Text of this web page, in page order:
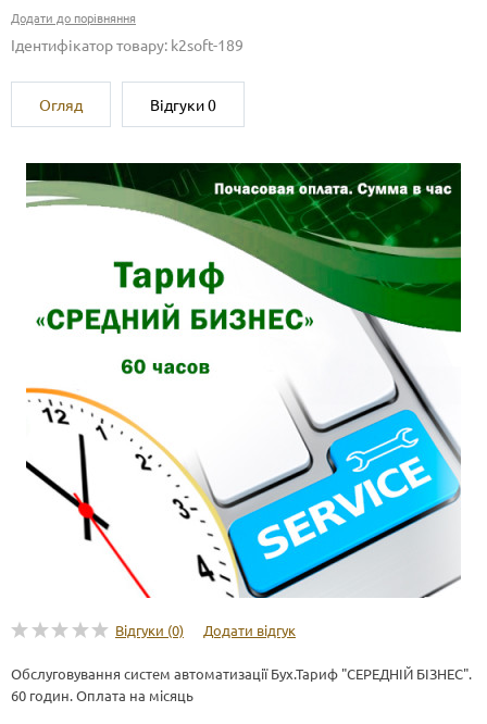
Додати до порівняння
Ідентифікатор товару: k2soft-189
Огляд Відгуки0
Відгуки (0) Додати відгук
Обслуговування систем автоматизації Бух.Тариф "СЕРЕДНІЙ БІЗНЕС".
60 годин. Оплата на місяць